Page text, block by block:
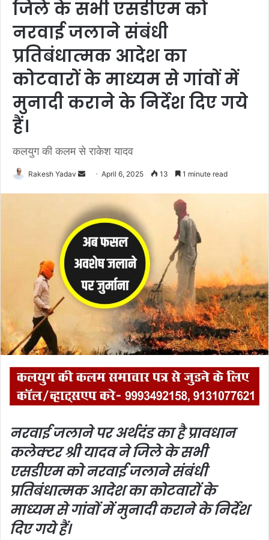
जिले के सभी एसडीएम को
नरवाई जलाने संबंधी
प्रतिबंधात्‍मक आदेश का
कोटवारों के माध्‍यम से गांवों में
मुनादी कराने के निर्देश दिए गये
हैं।
कलयुग की कलम से राकेश यादव
Rakesh Yadav
d
n
e
a
i
April 6, 2025 13 1 minute read
नरवाई जलाने पर अर्थदंड का है प्रावधान
कलेक्टर श्री यादव नेजिले के सभी
एसडीएम को नरवाई जलाने संबंधी
प्रतिबंधात्‍मक आदेश का कोटवारों के
माध्‍यम से गांवों में मुनादी कराने के निर्देश
दिए गये हैं।